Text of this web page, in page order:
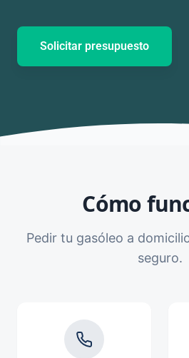
Solicitar presupuesto
Cómo
Pedir tu gasóleo a
seguro.